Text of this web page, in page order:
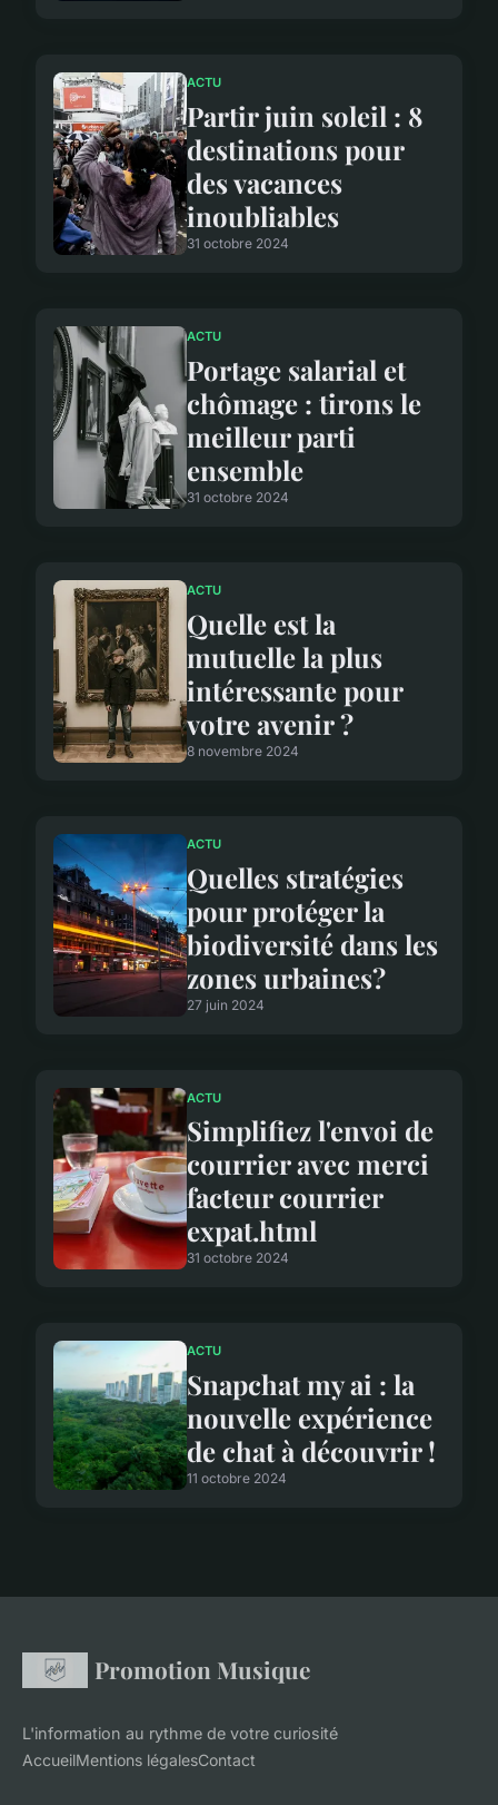
ACTU
Partir juin soleil : 8
destinations pour
des vacances
inoubliables
31 octobre 2024
ACTU
Portage salarial et
chômage : tirons le
meilleur parti
ensemble
31 octobre 2024
ACTU
Quelle est la
mutuelle la plus
intéressante pour
votre avenir ?
8 novembre 2024
ACTU
Quelles stratégies
pour protéger la
biodiversité dans les
zones urbaines?
27 juin 2024
ACTU
Simplifiez l'envoi de
courrier avec merci
facteur courrier
expat.html
31 octobre 2024
ACTU
Snapchat my ai : la
nouvelle expérience
de chat à découvrir !
11 octobre 2024
Promotion Musique
L'information au rythme de votre curiosité
AccueilMentions légalesContact